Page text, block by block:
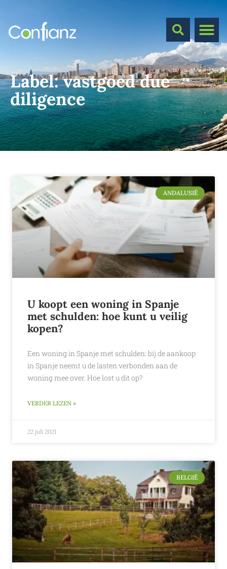
Label:vastgoed due
diligence
ANDALUSIË
U koopt een woning in Spanje
met schulden: hoe kunt u veilig
kopen?
Een woning in Spanje met schulden: bij de aankoop
in Spanje neemt u de lasten verbonden aan de
woning mee over. Hoe lost u dit op?
VERDER LEZEN »
22 juli 2021
BELGIË